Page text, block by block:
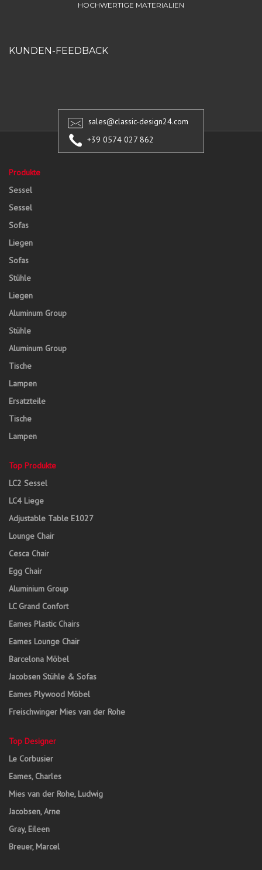
HOCHWERTIGE MATERIALIEN
KUNDEN-FEEDBACK
sales@classic-design24.com
+39 0574 027 862
Produkte
Sessel
Sessel
Sofas
Liegen
Sofas
Stühle
Liegen
Aluminum Group
Stühle
Aluminum Group
Tische
Lampen
Ersatzteile
Tische
Lampen
Top Produkte
LC2 Sessel
LC4 Liege
Adjustable Table E1027
Lounge Chair
Cesca Chair
Egg Chair
Aluminium Group
LC Grand Confort
Eames Plastic Chairs
Eames Lounge Chair
Barcelona Möbel
Jacobsen Stühle & Sofas
Eames Plywood Möbel
Freischwinger Mies van der Rohe
Top Designer
Le Corbusier
Eames, Charles
Mies van der Rohe, Ludwig
Jacobsen, Arne
Gray, Eileen
Breuer, Marcel